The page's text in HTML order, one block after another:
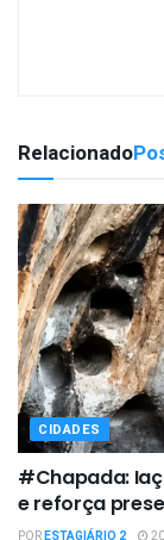
Relacionado
CIDADES
#Chapada:
e reforça